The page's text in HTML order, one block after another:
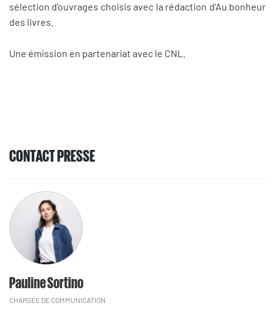
sélection d'ouvrages choisis avec la rédaction d'Au bonheur
des livres.
Une émission en partenariat avec le CNL.
CONTACT PRESSE
Pauline Sortino
CHARGÉE DE COMMUNICATION